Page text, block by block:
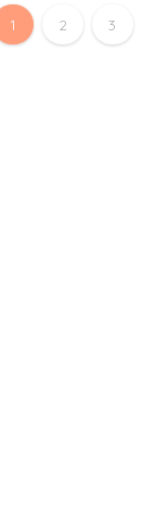
1 2 3